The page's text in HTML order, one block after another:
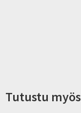
Tutustu myös